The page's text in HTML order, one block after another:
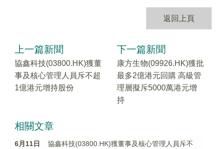
返回上頁
上一篇新聞
協鑫科技(03800.HK)獲董
事及核心管理人員斥不超
1億港元增持股份
下一篇新聞
康方生物(09926.HK)獲批
最多2億港元回購 高級管
理層擬斥5000萬港元增
持
相關文章
6月11日
協鑫科技(03800.HK)獲董事及核心管理人員斥不